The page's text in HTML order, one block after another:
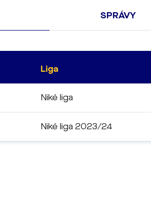
SPRÁVY
Liga
Niké liga
Niké liga 2023/24